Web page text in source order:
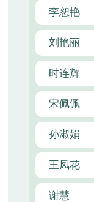
李恕艳
刘艳丽
时连辉
宋佩佩
孙淑娟
王凤花
谢慧